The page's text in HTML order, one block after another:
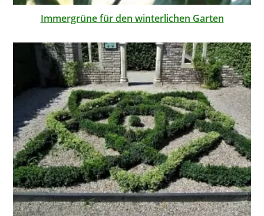
Immergrüne für den winterlichen Garten